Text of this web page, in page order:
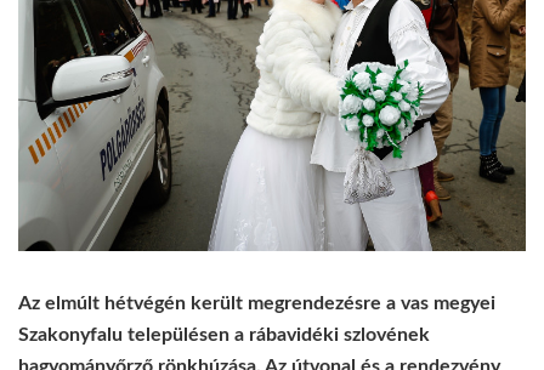
Az elmúlt hétvégén került megrendezésre a vas megyei
Szakonyfalu településen a rábavidéki szlovének
hagyományőrző rönkhúzása. Az útvonal és a rendezvény